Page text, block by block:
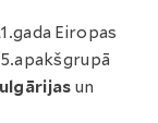
Eiropas
un